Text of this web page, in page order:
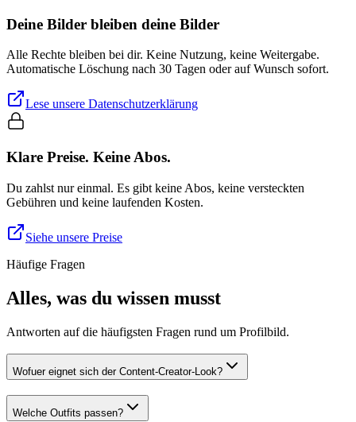
Deine Bilder bleiben deine Bilder
Alle Rechte bleiben bei dir. Keine Nutzung, keine Weitergabe.
Automatische Löschung nach 30 Tagen oder auf Wunsch sofort.
Lese unsere Datenschutzerklärung
Klare Preise. Keine Abos.
Du zahlst nur einmal. Es gibt keine Abos, keine versteckten
Gebühren und keine laufenden Kosten.
Siehe unsere Preise
Häufige Fragen
Alles, was du wissen musst
Antworten auf die häufigsten Fragen rund um Profilbild.
Wofuer eignet sich der Content-Creator-Look?
Welche Outfits passen?